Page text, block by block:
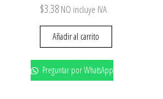
$3.38 NO incluye IVA
Añadir al carrito
Preguntar por WhatsApp